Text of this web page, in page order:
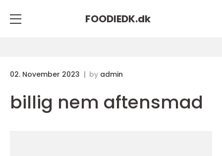
FOODIEDK.dk
02. November 2023 by admin
billig nem aftensmad